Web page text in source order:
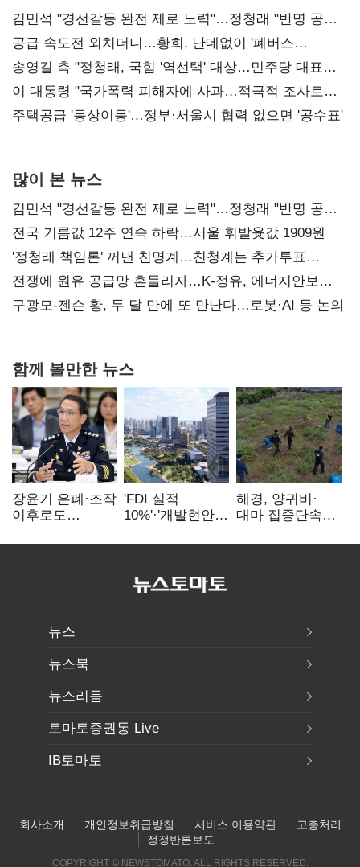
김민석 "경선갈등 완전 제로 노력"…정청래 "반명 공세
사과부터"
공급 속도전 외치더니…황희, 난데없이 '폐버스
리모델링' 제안
송영길 측 "정청래, 국힘 '역선택' 대상…민주당 대표로
총선 지휘 못해"
이 대통령 "국가폭력 피해자에 사과…적극적 조사로
진실 밝혀야"
주택공급 '동상이몽'…정부·서울시 협력 없으면 '공수표'
많이 본 뉴스
김민석 "경선갈등 완전 제로 노력"…정청래 "반명 공세
사과부터"
전국 기름값 12주 연속 하락…서울 휘발윳값 1909원
'정청래 책임론' 꺼낸 친명계…친청계는 추가투표
때리기
전쟁에 원유 공급망 흔들리자…K-정유, 에너지안보
핵심으로 재부상
구광모-젠슨 황, 두 달 만에 또 만난다…로봇·AI 등 논의
함께 볼만한 뉴스
장윤기 은폐·조작
이후로도
내부비위…경찰
'FDI 실적
10%'·'개발현안
인천경제청장
해경, 양귀비·
대마 집중단속…
249명 검거
뉴스
뉴스북
뉴스리듬
토마토증권통 Live
IB토마토
회사소개 개인정보취급방침 서비스 이용약관
고충처리
정정반론보도
COPYRIGHT © NEWSTOMATO. ALL RIGHTS RESERVED.